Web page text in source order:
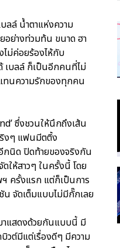
ลล์ น้ำตาแห่งความ
อย่างท่วมท้น ขนาด ฮา
ไม่ค่อยร้องไห้กับ
เบลล์ ก็เป็นอีกคนที่ไม่
แทนความรักของทุกคน
ซึ่งชวนให้นึกถึงเส้น
งๆ แฟนมีตติ้ง
กนิด ปิดท้ายของจริงกัน
ให้สาวๆ ในครั้งนี้ โดย
ฯ ครั้งแรก แต่ก็เป็นการ
น จัดเต็มแบบไม่มีกั๊กเลย
าแสดงด้วยกันแบบนี้ มี
บิวต์มีแต่เรื่องดีๆ มีความ